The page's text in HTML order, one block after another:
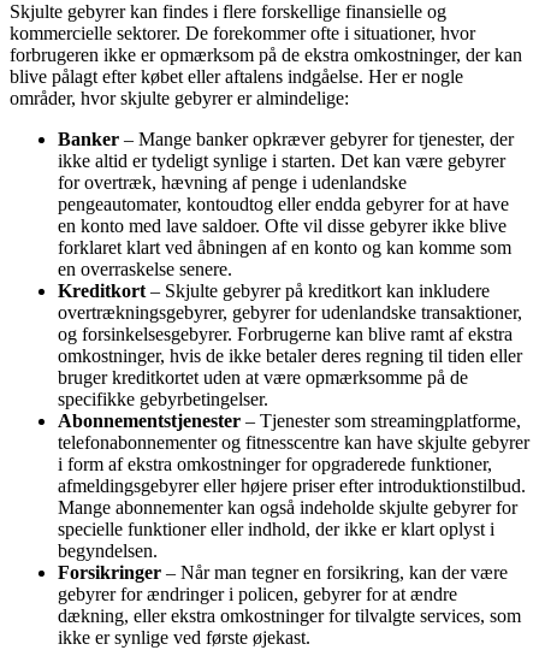
Skjulte gebyrer kan findes i flere forskellige finansielle og
kommercielle sektorer. De forekommer ofte i situationer, hvor
forbrugeren ikke er opmærksom på de ekstra omkostninger, der kan
blive pålagt efter købet eller aftalens indgåelse. Her er nogle
områder, hvor skjulte gebyrer er almindelige:
Banker – Mange banker opkræver gebyrer for tjenester, der
ikke altid er tydeligt synlige i starten. Det kan være gebyrer
for overtræk, hævning af penge i udenlandske
pengeautomater, kontoudtog eller endda gebyrer for at have
en konto med lave saldoer. Ofte vil disse gebyrer ikke blive
forklaret klart ved åbningen af en konto og kan komme som
en overraskelse senere.
Kreditkort– Skjulte gebyrer på kreditkort kan inkludere
overtrækningsgebyrer, gebyrer for udenlandske transaktioner,
og forsinkelsesgebyrer. Forbrugerne kan blive ramt af ekstra
omkostninger, hvis de ikke betaler deres regning til tiden eller
bruger kreditkortet uden at være opmærksomme på de
specifikke gebyrbetingelser.
Abonnementstjenester – Tjenester som streamingplatforme,
telefonabonnementer og fitnesscentre kan have skjulte gebyrer
i form af ekstra omkostninger for opgraderede funktioner,
afmeldingsgebyrer eller højere priser efter introduktionstilbud.
Mange abonnementer kan også indeholde skjulte gebyrer for
specielle funktioner eller indhold, der ikke er klart oplyst i
begyndelsen.
Forsikringer – Når man tegner en forsikring, kan der være
gebyrer for ændringer i policen, gebyrer for at ændre
dækning, eller ekstra omkostninger for tilvalgte services, som
ikke er synlige ved første øjekast.